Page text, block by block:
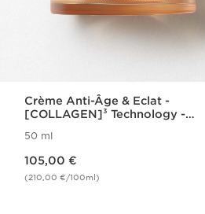
Crème Anti-Âge & Eclat -
[COLLAGEN]³ Technology -
50 ml
105,00 €
(210,00 €/100ml)